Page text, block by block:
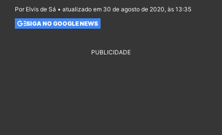
Por Elvis de Sá • atualizado em 30 de agosto de 2020, às 13:35
SIGA NO GOOGLE NEWS
PUBLICIDADE